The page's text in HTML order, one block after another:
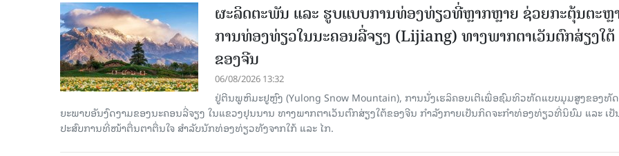
ຜະລິດຕະພັນ ແລະ ຮູບແບບການທ່ອງທ່ຽວທີ່ຫຼາກຫຼາຍ ຊ່ວຍກະຕຸ້ນຕະຫຼ
ການທ່ອງທ່ຽວໃນນະຄອນລີ່ຈຽງ (Lijiang) ທາງພາກຕາເວັນຕົກສ່ຽງໃຕ້
ຂອງຈີນ
06/08/2026 13:32
ຢູ່ຕີນພູຫິມະຢູຫຼົງ (Yulong Snow Mountain), ການນັ່ງເຮລິຄອບເຕີເພື່ອຊົມທິວທັດແບບມຸມສູງຂອງທັ
ຍະພາບອັນງົດງາມຂອງນະຄອນລີ່ຈຽງ ໃນແຂວງຢຸນນານ ທາງພາກຕາເວັນຕົກສ່ຽງໃຕ້ຂອງຈີນ ກຳລັງກາຍເປັນກິດຈະກຳທ່ອງທ່ຽວທີ່ນິຍົມ ແລະ ເປັ
ປະສົບການທີ່ໜ້າຕື່ນຕາຕື່ນໃຈ ສຳລັບນັກທ່ອງທ່ຽວທັງຈາກໃກ້ ແລະ ໄກ.